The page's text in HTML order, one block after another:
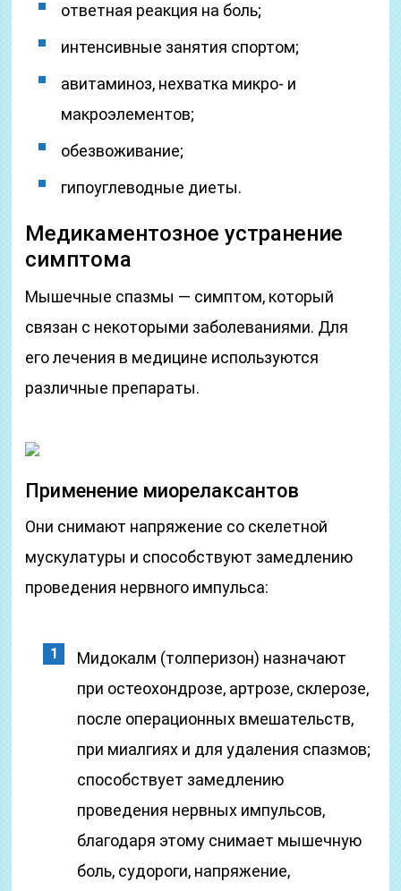
ответная реакция на боль;
интенсивные занятия спортом;
авитаминоз, нехватка микро- и
макроэлементов;
обезвоживание;
гипоуглеводные диеты.
Медикаментозное устранение
симптома
Мышечные спазмы — симптом, который
связан с некоторыми заболеваниями. Для
его лечения в медицине используются
различные препараты.
Применение миорелаксантов
Они снимают напряжение со скелетной
мускулатуры и способствуют замедлению
проведения нервного импульса:
Мидокалм (толперизон) назначают
при остеохондрозе, артрозе, склерозе,
после операционных вмешательств,
при миалгиях и для удаления спазмов;
способствует замедлению
проведения нервных импульсов,
благодаря этому снимает мышечную
боль, судороги, напряжение,